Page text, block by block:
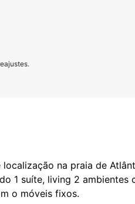
na praia de
1 suíte, living 2 ambientes